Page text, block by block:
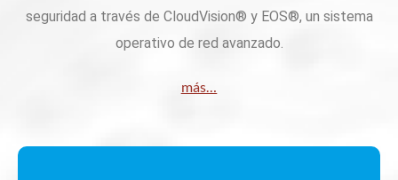
seguridad a través de CloudVision® y EOS®, un sistema
operativo de red avanzado.
más…